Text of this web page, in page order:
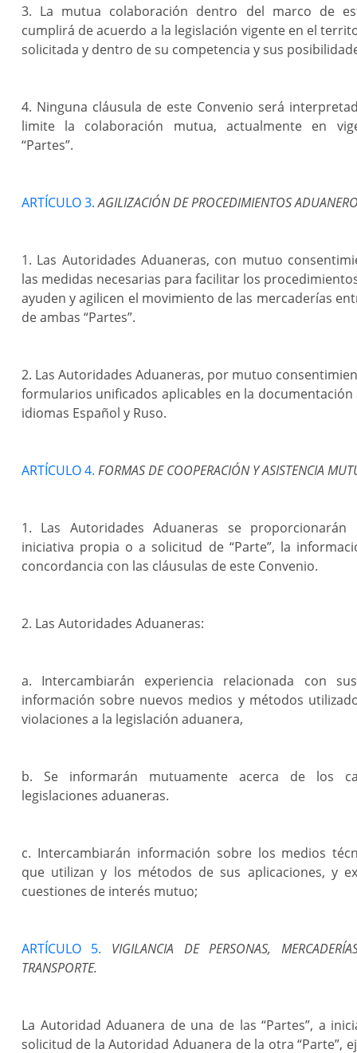
3. La mutua colaboración dentro del marco de
cumplirá de acuerdo a la legislación vigente en el
solicitada y dentro de su competencia y sus
4. Ninguna cláusula de este Convenio será
limite la colaboración mutua, actualmente en
“Partes”.
ARTÍCULO 3.AGILIZACIÓN DE PROCEDIMIENTOS
1. Las Autoridades Aduaneras, con mutuo
las medidas necesarias para facilitar los
ayuden y agilicen el movimiento de las mercaderías
de ambas “Partes”.
2. Las Autoridades Aduaneras, por mutuo
formularios unificados aplicables en la
idiomas Español y Ruso.
ARTÍCULO 4. FORMAS DE COOPERACIÓN Y ASISTENCIA
1. Las Autoridades Aduaneras se proporcionarán
iniciativa propia o a solicitud de “Parte”, la
concordancia con las cláusulas de este Convenio.
2. Las Autoridades Aduaneras:
a. Intercambiarán experiencia relacionada con
información sobre nuevos medios y métodos
violaciones a la legislación aduanera,
b. Se informarán mutuamente acerca de los
legislaciones aduaneras.
c. Intercambiarán información sobre los medios
que utilizan y los métodos de sus aplicaciones, y
cuestiones de interés mutuo;
ARTÍCULO 5. VIGILANCIA DE PERSONAS,
TRANSPORTE.
La Autoridad Aduanera de una de las “Partes”, a
solicitud de la Autoridad Aduanera de la otra “Parte”,